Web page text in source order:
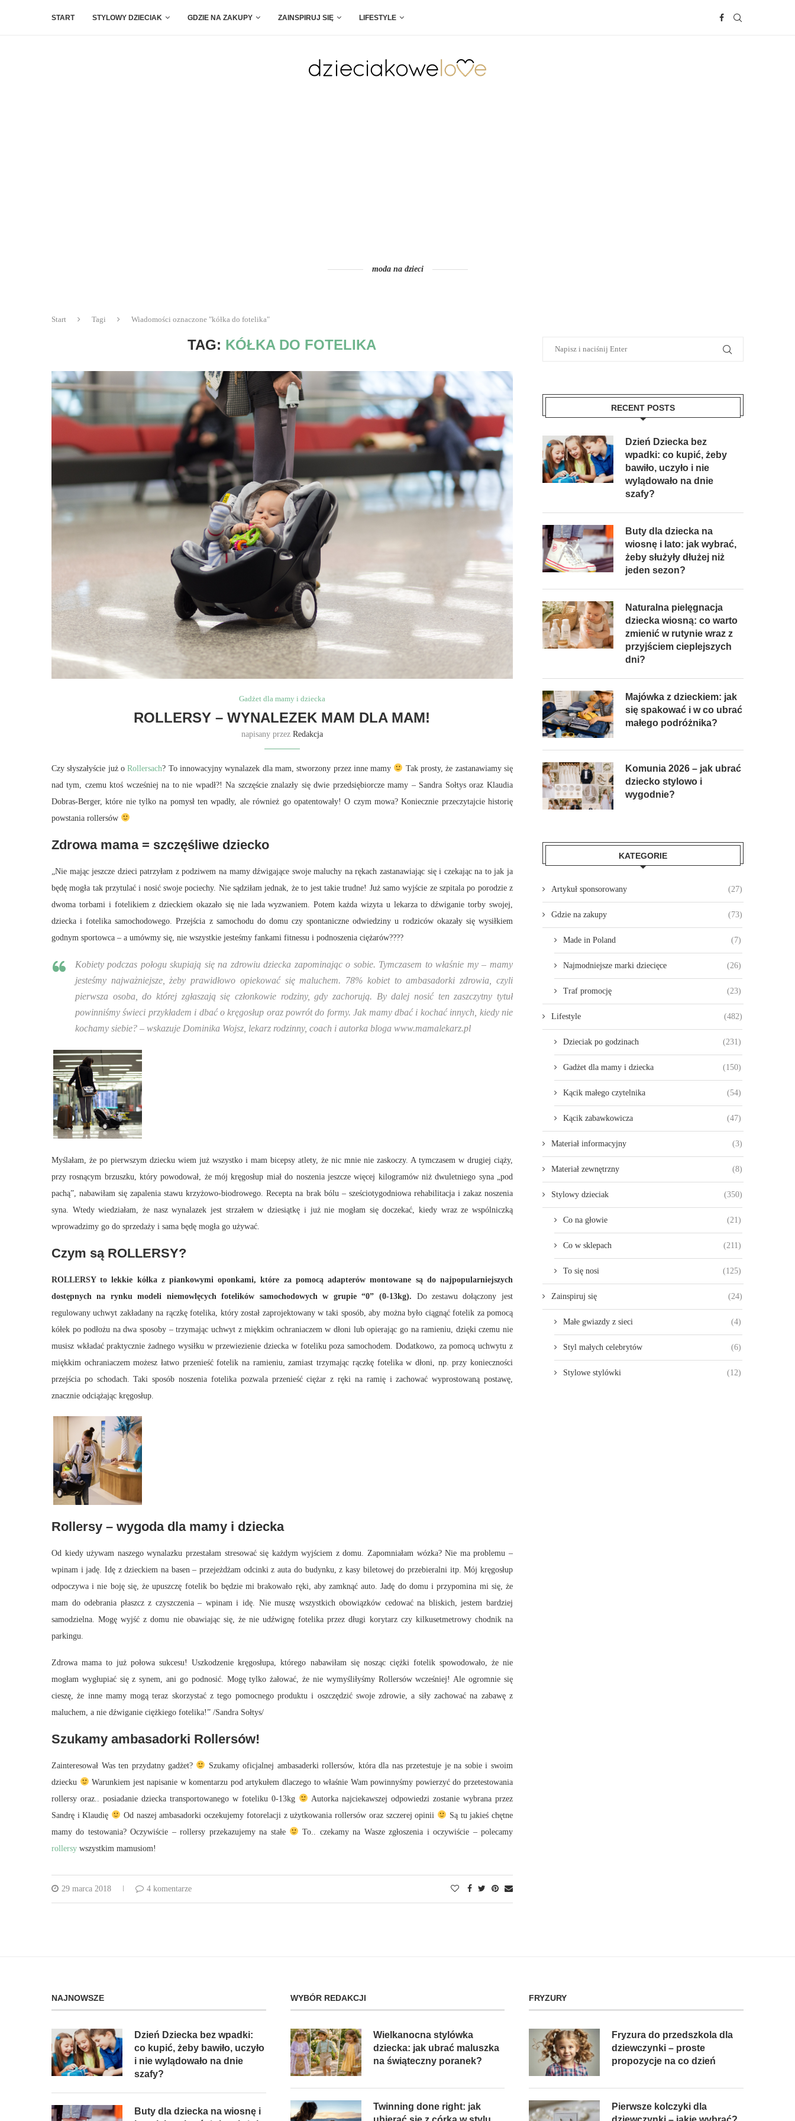
START STYLOWY DZIECIAK GDZIE NA ZAKUPY ZAINSPIRUJ SIĘ LIFESTYLE
moda na dzieci
Start Tagi Wiadomości oznaczone "kółka do fotelika"
TAG: KÓŁKA DO FOTELIKA
Gadżet dla mamy i dziecka
ROLLERSY – WYNALEZEK MAM DLA MAM!
napisany przez Redakcja
Czy słyszałyście już oRollersach? To innowacyjny wynalazek dla mam, stworzony przez inne mamy
Tak prosty, że zastanawiamy się
nad tym, czemu ktoś wcześniej na to nie wpadł?! Na szczęście znalazły się dwie przedsiębiorcze mamy – Sandra Sołtys oraz Klaudia
Dobras-Berger, które nie tylko na pomysł ten wpadły, ale również go opatentowały! O czym mowa? Koniecznie przeczytajcie historię
powstania rollersów
Zdrowa mama = szczęśliwe dziecko
„Nie mając jeszcze dzieci patrzyłam z podziwem na mamy dźwigające swoje maluchy na rękach zastanawiając się i czekając na to jak ja
będę mogła tak przytulać i nosić swoje pociechy. Nie sądziłam jednak, że to jest takie trudne! Już samo wyjście ze szpitala po porodzie z
dwoma torbami i fotelikiem z dzieckiem okazało się nie lada wyzwaniem. Potem każda wizyta u lekarza to dźwiganie torby swojej,
dziecka i fotelika samochodowego. Przejścia z samochodu do domu czy spontaniczne odwiedziny u rodziców okazały się wysiłkiem
godnym sportowca – a umówmy się, nie wszystkie jesteśmy fankami fitnessu i podnoszenia ciężarów????
Kobiety podczas połogu skupiają się na zdrowiu dziecka zapominając o sobie. Tymczasem to właśnie my – mamy
jesteśmy najważniejsze, żeby prawidłowo opiekować się maluchem. 78% kobiet to ambasadorki zdrowia, czyli
pierwsza osoba, do której zgłaszają się członkowie rodziny, gdy zachorują. By dalej nosić ten zaszczytny tytuł
powinniśmy świeci przykładem i dbać o kręgosłup oraz powrót do formy. Jak mamy dbać i kochać innych, kiedy nie
kochamy siebie? – wskazuje Dominika Wojsz, lekarz rodzinny, coach i autorka bloga www.mamalekarz.pl
Myślałam, że po pierwszym dziecku wiem już wszystko i mam bicepsy atlety, że nic mnie nie zaskoczy. A tymczasem w drugiej ciąży,
przy rosnącym brzuszku, który powodował, że mój kręgosłup miał do noszenia jeszcze więcej kilogramów niż dwuletniego syna „pod
pachą”, nabawiłam się zapalenia stawu krzyżowo-biodrowego. Recepta na brak bólu – sześciotygodniowa rehabilitacja i zakaz noszenia
syna. Wtedy wiedziałam, że nasz wynalazek jest strzałem w dziesiątkę i już nie mogłam się doczekać, kiedy wraz ze wspólniczką
wprowadzimy go do sprzedaży i sama będę mogła go używać.
Czym są ROLLERSY?
ROLLERSY to lekkie kółka z piankowymi oponkami, które za pomocą adapterów montowane są do najpopularniejszych
dostępnych na rynku modeli niemowlęcych fotelików samochodowych w grupie “0” (0-13kg). Do zestawu dołączony jest
regulowany uchwyt zakładany na rączkę fotelika, który został zaprojektowany w taki sposób, aby można było ciągnąć fotelik za pomocą
kółek po podłożu na dwa sposoby – trzymając uchwyt z miękkim ochraniaczem w dłoni lub opierając go na ramieniu, dzięki czemu nie
musisz wkładać praktycznie żadnego wysiłku w przewiezienie dziecka w foteliku poza samochodem. Dodatkowo, za pomocą uchwytu z
miękkim ochraniaczem możesz łatwo przenieść fotelik na ramieniu, zamiast trzymając rączkę fotelika w dłoni, np. przy konieczności
przejścia po schodach. Taki sposób noszenia fotelika pozwala przenieść ciężar z ręki na ramię i zachować wyprostowaną postawę,
znacznie odciążając kręgosłup.
Rollersy – wygoda dla mamy i dziecka
Od kiedy używam naszego wynalazku przestałam stresować się każdym wyjściem z domu. Zapomniałam wózka? Nie ma problemu –
wpinam i jadę. Idę z dzieckiem na basen – przejeżdżam odcinki z auta do budynku, z kasy biletowej do przebieralni itp. Mój kręgosłup
odpoczywa i nie boję się, że upuszczę fotelik bo będzie mi brakowało ręki, aby zamknąć auto. Jadę do domu i przypomina mi się, że
mam do odebrania płaszcz z czyszczenia – wpinam i idę. Nie muszę wszystkich obowiązków cedować na bliskich, jestem bardziej
samodzielna. Mogę wyjść z domu nie obawiając się, że nie udźwignę fotelika przez długi korytarz czy kilkusetmetrowy chodnik na
parkingu.
Zdrowa mama to już połowa sukcesu! Uszkodzenie kręgosłupa, którego nabawiłam się nosząc ciężki fotelik spowodowało, że nie
mogłam wygłupiać się z synem, ani go podnosić. Mogę tylko żałować, że nie wymyśliłyśmy Rollersów wcześniej! Ale ogromnie się
cieszę, że inne mamy mogą teraz skorzystać z tego pomocnego produktu i oszczędzić swoje zdrowie, a siły zachować na zabawę z
maluchem, a nie dźwiganie ciężkiego fotelika!” /Sandra Sołtys/
Szukamy ambasadorki Rollersów!
Zainteresował Was ten przydatny gadżet?
Szukamy oficjalnej ambasaderki rollersów, która dla nas przetestuje je na sobie i swoim
dziecku
Warunkiem jest napisanie w komentarzu pod artykułem dlaczego to właśnie Wam powinnyśmy powierzyć do przetestowania
rollersy oraz.. posiadanie dziecka transportowanego w foteliku 0-13kg
Autorka najciekawszej odpowiedzi zostanie wybrana przez
Sandrę i Klaudię
Od naszej ambasadorki oczekujemy fotorelacji z użytkowania rollersów oraz szczerej opinii
Są tu jakieś chętne
mamy do testowania? Oczywiście – rollersy przekazujemy na stałe
To.. czekamy na Wasze zgłoszenia i oczywiście – polecamy
rollersy wszystkim mamusiom!
29 marca 2018 4 komentarze
RECENT POSTS
Dzień Dziecka bez
wpadki: co kupić, żeby
bawiło, uczyło i nie
wylądowało na dnie
szafy?
Buty dla dziecka na
wiosnę i lato: jak wybrać,
żeby służyły dłużej niż
jeden sezon?
Naturalna pielęgnacja
dziecka wiosną: co warto
zmienić w rutynie wraz z
przyjściem cieplejszych
dni?
Majówka z dzieckiem: jak
się spakować i w co ubrać
małego podróżnika?
Komunia 2026 – jak ubrać
dziecko stylowo i
wygodnie?
KATEGORIE
Artykuł sponsorowany (27)
Gdzie na zakupy (73)
Made in Poland (7)
Najmodniejsze marki dziecięce (26)
Traf promocję (23)
Lifestyle (482)
Dzieciak po godzinach (231)
Gadżet dla mamy i dziecka (150)
Kącik małego czytelnika (54)
Kącik zabawkowicza (47)
Materiał informacyjny (3)
Materiał zewnętrzny (8)
Stylowy dzieciak (350)
Co na głowie (21)
Co w sklepach (211)
To się nosi (125)
Zainspiruj się (24)
Małe gwiazdy z sieci (4)
Styl małych celebrytów (6)
Stylowe stylówki (12)
NAJNOWSZE
Dzień Dziecka bez wpadki:
co kupić, żeby bawiło, uczyło
i nie wylądowało na dnie
szafy?
Buty dla dziecka na wiosnę i
WYBÓR REDAKCJI
Wielkanocna stylówka
dziecka: jak ubrać maluszka
na świąteczny poranek?
Twinning done right: jak
FRYZURY
Fryzura do przedszkola dla
dziewczynki – proste
propozycje na co dzień
Pierwsze kolczyki dla